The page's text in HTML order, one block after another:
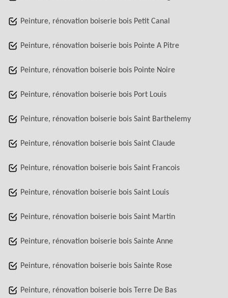
Peinture, rénovation boiserie bois Petit Canal
Peinture, rénovation boiserie bois Pointe A Pitre
Peinture, rénovation boiserie bois Pointe Noire
Peinture, rénovation boiserie bois Port Louis
Peinture, rénovation boiserie bois Saint Barthelemy
Peinture, rénovation boiserie bois Saint Claude
Peinture, rénovation boiserie bois Saint Francois
Peinture, rénovation boiserie bois Saint Louis
Peinture, rénovation boiserie bois Saint Martin
Peinture, rénovation boiserie bois Sainte Anne
Peinture, rénovation boiserie bois Sainte Rose
Peinture, rénovation boiserie bois Terre De Bas